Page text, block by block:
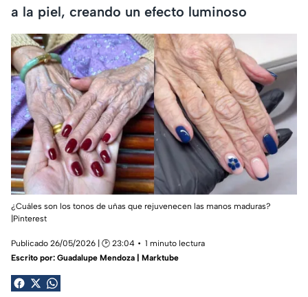
a la piel, creando un efecto luminoso
¿Cuáles son los tonos de uñas que rejuvenecen las manos maduras?
|Pinterest
Publicado 26/05/2026 | 🕑 23:04
1 minuto lectura
Escrito por: Guadalupe Mendoza | Marktube